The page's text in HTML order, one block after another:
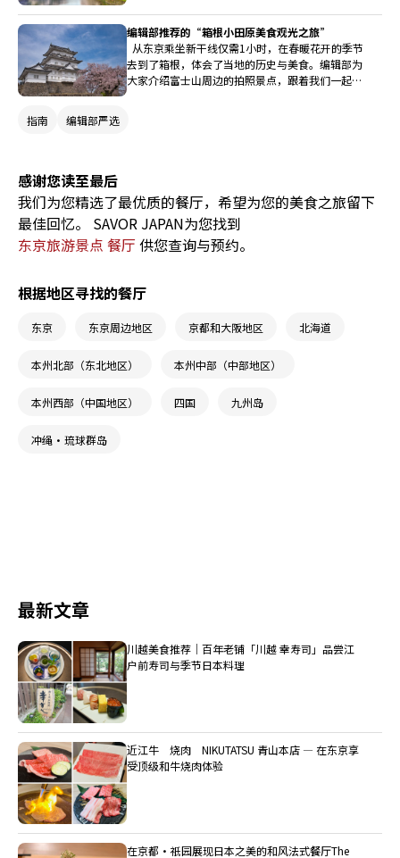
适合赏樱往返时光的店铺。
编辑部推荐的“箱根小田原美食观光之旅”
从东京乘坐新干线仅需1小时，在春暖花开的季节
去到了箱根，体会了当地的历史与美食。编辑部为
大家介绍富士山周边的拍照景点，跟着我们一起逛
指南
编辑部严选
感谢您读至最后
我们为您精选了最优质的餐厅，希望为您的美食之旅留下
最佳回忆。 SAVOR JAPAN为您找到
东京旅游景点 餐厅 供您查询与预约。
根据地区寻找的餐厅
东京 东京周边地区 京都和大阪地区 北海道
本州北部（东北地区） 本州中部（中部地区）
本州西部（中国地区） 四国 九州岛
冲绳・琉球群岛
最新文章
川越美食推荐｜百年老铺「川越 幸寿司」品尝江
户前寿司与季节日本料理
近江牛 烧肉 NIKUTATSU 青山本店 ― 在东京享
受顶级和牛烧肉体验
在京都・祇园展现日本之美的和风法式餐厅The